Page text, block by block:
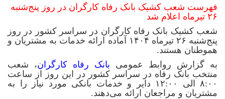
فهرست شعب کشیک بانک رفاه کارگران در روز پنج‌شنبه
۲۶ تیرماه اعلام شد
شعب کشیک بانک رفاه کارگران در سراسر کشور در روز‌
پنج‌شنبه ۲۶ تیرماه ۱۴۰۴ آماده ارائه خدمات به مشتریان و
هموطنان هستند.
به گزارش روابط عمومی بانک رفاه کارگران، شعب
منتخب بانک رفاه در سراسر کشور در این روز از ساعت
۸:۰۰ الی ۱۲:۰۰ دایر و خدمات بانکی مورد نیاز را به
مشتریان و مراجعان ارائه می‌دهند.